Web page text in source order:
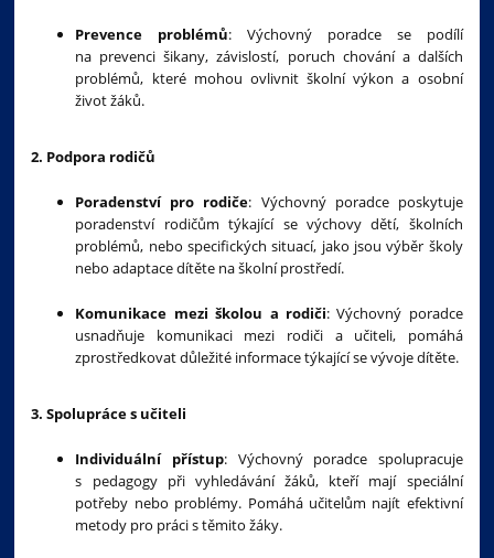
Prevence problémů: Výchovný poradce se podílí
na prevenci šikany, závislostí, poruch chování a dalších
problémů, které mohou ovlivnit školní výkon a osobní
život žáků.
2. Podpora rodičů
Poradenství pro rodiče: Výchovný poradce poskytuje
poradenství rodičům týkající se výchovy dětí, školních
problémů, nebo specifických situací, jako jsou výběr školy
nebo adaptace dítěte na školní prostředí.
Komunikace mezi školou a rodiči: Výchovný poradce
usnadňuje komunikaci mezi rodiči a učiteli, pomáhá
zprostředkovat důležité informace týkající se vývoje dítěte.
3. Spolupráce s učiteli
Individuální přístup: Výchovný poradce spolupracuje
s pedagogy při vyhledávání žáků, kteří mají speciální
potřeby nebo problémy. Pomáhá učitelům najít efektivní
metody pro práci s těmito žáky.